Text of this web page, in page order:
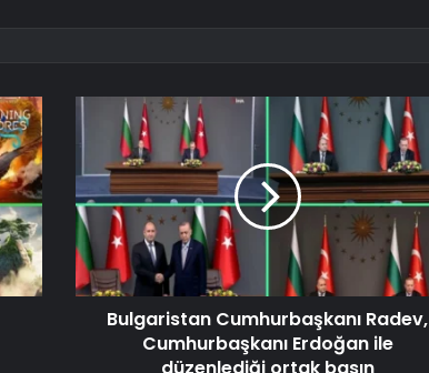
Bulgaristan Cumhurbaşkanı Radev,
Cumhurbaşkanı Erdoğan ile